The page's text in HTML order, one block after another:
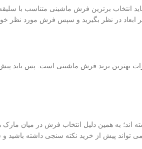
انتخاب برترین فرش ماشینی متناسب با
ابعاد در نظر بگیرید و سپس فرش مورد نظر
بهترین برند فرش ماشینی است. پس باید
اند؛ به همین دلیل انتخاب فرش در میان
تواند پیش از خرید نکته سنجی داشته باشید